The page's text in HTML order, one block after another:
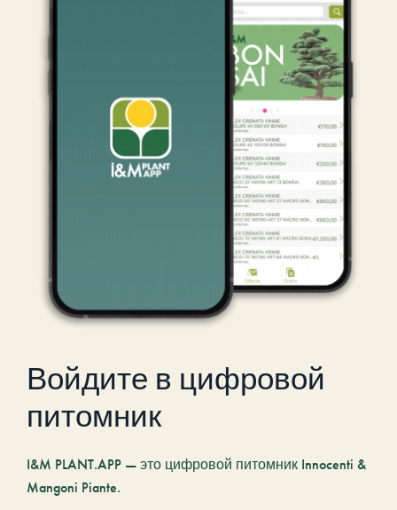
Войдите в цифровой
питомник
I&M PLANT.APP — это цифровой питомник Innocenti &
Mangoni Piante.